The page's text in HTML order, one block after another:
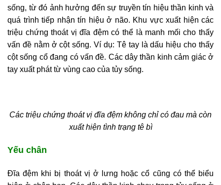
sống, từ đó ảnh hưởng đến sự truyền tín hiệu thần kinh và
quá trình tiếp nhận tín hiệu ở não. Khu vực xuất hiện các
triệu chứng thoát vị đĩa đệm có thể là manh mối cho thấy
vấn đề nằm ở cột sống. Ví dụ: Tê tay là dấu hiệu cho thấy
cột sống cổ đang có vấn đề. Các dây thần kinh cảm giác ở
tay xuất phát từ vùng cao của tủy sống.
Các triệu chứng thoát vị đĩa đệm không chỉ có đau mà còn
xuất hiện tình trạng tê bì
Yếu chân
Đĩa đệm khi bị thoát vị ở lưng hoặc cổ cũng có thể biểu